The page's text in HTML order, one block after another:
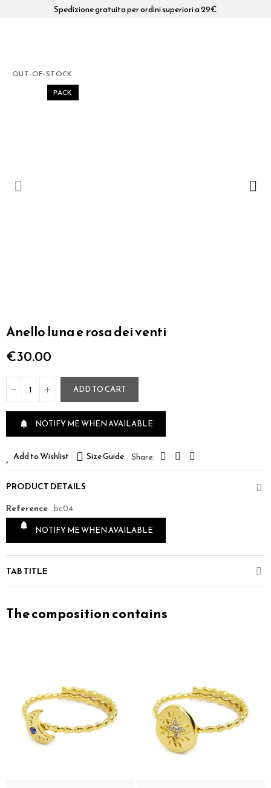
Spedizione gratuita per ordini superiori a 29€
OUT-OF-STOCK
PACK
Anello luna e rosa dei venti
€30.00
ADD TO CART
 NOTIFY ME WHEN AVAILABLE
Add to Wishlist Size Guide
PRODUCT DETAILS
Reference bc04
 NOTIFY ME WHEN AVAILABLE
TAB TITLE
The composition contains